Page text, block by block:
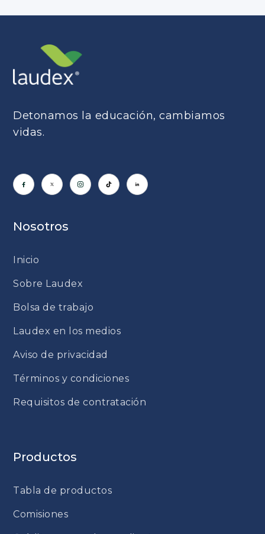
Detonamos la educación, cambiamos
vidas.
Nosotros
Inicio
Sobre Laudex
Bolsa de trabajo
Laudex en los medios
Aviso de privacidad
Términos y condiciones
Requisitos de contratación
Productos
Tabla de productos
Comisiones